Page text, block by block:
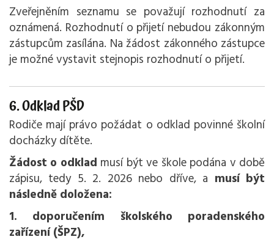
Zveřejněním seznamu se považují rozhodnutí za
oznámená. Rozhodnutí o přijetí nebudou zákonným
zástupcům zasílána. Na žádost zákonného zástupce
je možné vystavit stejnopis rozhodnutí o přijetí.
6. Odklad PŠD
Rodiče mají právo požádat o odklad povinné školní
docházky dítěte.
Žádost o odklad musí být ve škole podána v době
zápisu, tedy 5. 2. 2026 nebo dříve, a musí být
následně doložena:
1. doporučením školského poradenského
zařízení (ŠPZ),